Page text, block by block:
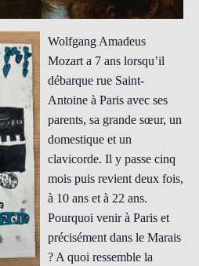
Wolfgang Amadeus
Mozart a 7 ans lorsqu’il
débarque rue Saint-
Antoine à Paris avec ses
parents, sa grande sœur, un
domestique et un
clavicorde. Il y passe cinq
mois puis revient deux fois,
à 10 ans et à 22 ans.
Pourquoi venir à Paris et
précisément dans le Marais
? A quoi ressemble la